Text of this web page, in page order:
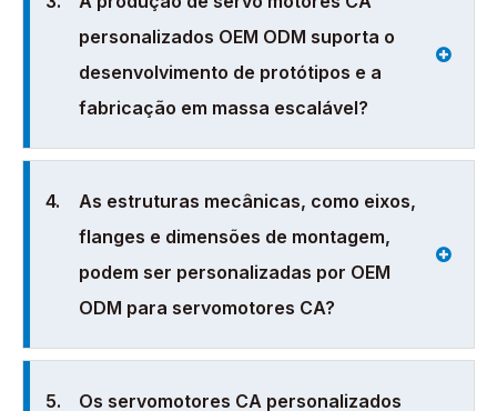
personalizados OEM ODM suporta o
desenvolvimento de protótipos e a
fabricação em massa escalável?
4.
As estruturas mecânicas, como eixos,
flanges e dimensões de montagem,
podem ser personalizadas por OEM
ODM para servomotores CA?
5.
Os servomotores CA personalizados